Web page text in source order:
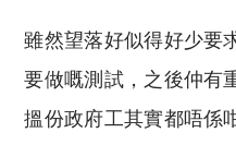
雖然望落好似得好少要
要做嘅測試，之後仲有
搵份政府工其實都唔係